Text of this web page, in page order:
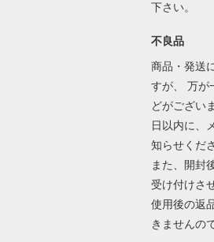
下さい。
不良品
商品・発送
すが、 万が
どがござい
日以内に、
知らせくだ
また、開封
受け付けさ
使用後の返
きませんの